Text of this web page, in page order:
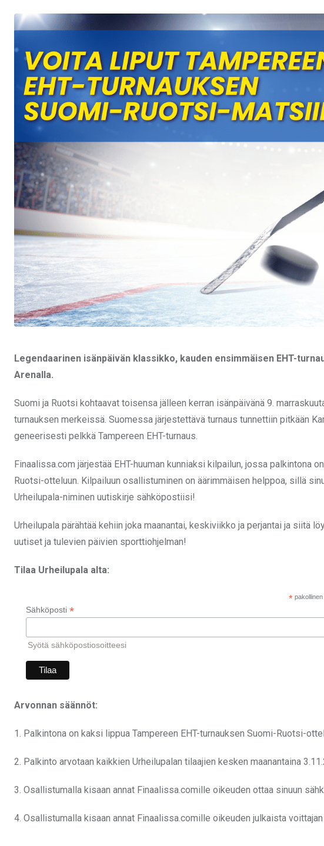
Legendaarinen isänpäivän klassikko, kauden ensimmäisen EHT-
Arenalla.
Suomi ja Ruotsi kohtaavat toisensa jälleen kerran isänpäivänä 9.
turnauksen merkeissä. Suomessa järjestettävä turnaus tunnettiin pitkään
geneerisesti pelkkä Tampereen EHT-turnaus.
Finaalissa.com järjestää EHT-huuman kunniaksi kilpailun, jossa palkintona
Ruotsi-otteluun. Kilpailuun osallistuminen on äärimmäisen helppoa, sillä
Urheilupala-niminen uutiskirje sähköpostiisi!
Urheilupala pärähtää kehiin joka maanantai, keskiviikko ja perjantai ja siitä
uutiset ja tulevien päivien sporttiohjelman!
Tilaa Urheilupala alta:
*pakollinen
Sähköposti *
Syötä sähköpostiosoitteesi
Arvonnan säännöt:
1. Palkintona on kaksi lippua Tampereen EHT-turnauksen Suomi-Ruotsi-
2. Palkinto arvotaan kaikkien Urheilupalan tilaajien kesken maanantaina
3. Osallistumalla kisaan annat Finaalissa.comille oikeuden ottaa sinuun
4. Osallistumalla kisaan annat Finaalissa.comille oikeuden julkaista